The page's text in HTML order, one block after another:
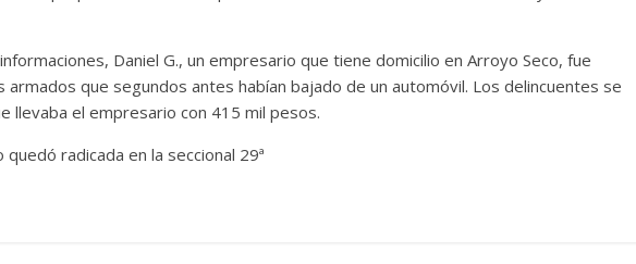
Daniel G., un empresario que tiene domicilio en Arroyo Seco, fue
que segundos antes habían bajado de un automóvil. Los delincuentes se
llevaba el empresario con 415 mil pesos.
radicada en la seccional 29ª